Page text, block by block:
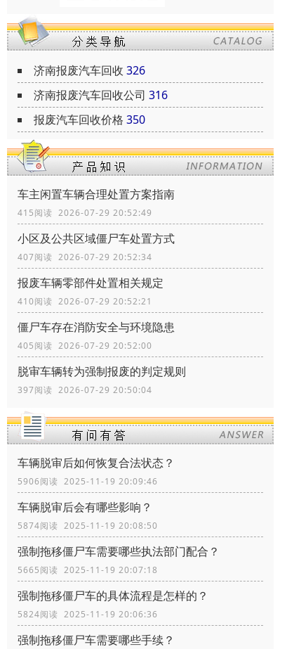
济南报废汽车回收 326
济南报废汽车回收公司 316
报废汽车回收价格 350
车主闲置车辆合理处置方案指南
415阅读 2026-07-29 20:52:49
小区及公共区域僵尸车处置方式
407阅读 2026-07-29 20:52:34
报废车辆零部件处置相关规定
410阅读 2026-07-29 20:52:21
僵尸车存在消防安全与环境隐患
405阅读 2026-07-29 20:52:00
脱审车辆转为强制报废的判定规则
397阅读 2026-07-29 20:50:04
车辆脱审后如何恢复合法状态？
5906阅读 2025-11-19 20:09:46
车辆脱审后会有哪些影响？
5874阅读 2025-11-19 20:08:50
强制拖移僵尸车需要哪些执法部门配合？
5665阅读 2025-11-19 20:07:18
强制拖移僵尸车的具体流程是怎样的？
5824阅读 2025-11-19 20:06:36
强制拖移僵尸车需要哪些手续？